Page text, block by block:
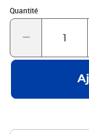
Quantité
Quantité : 1